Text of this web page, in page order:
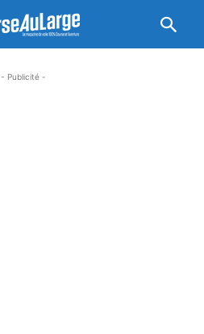
- Publicité -